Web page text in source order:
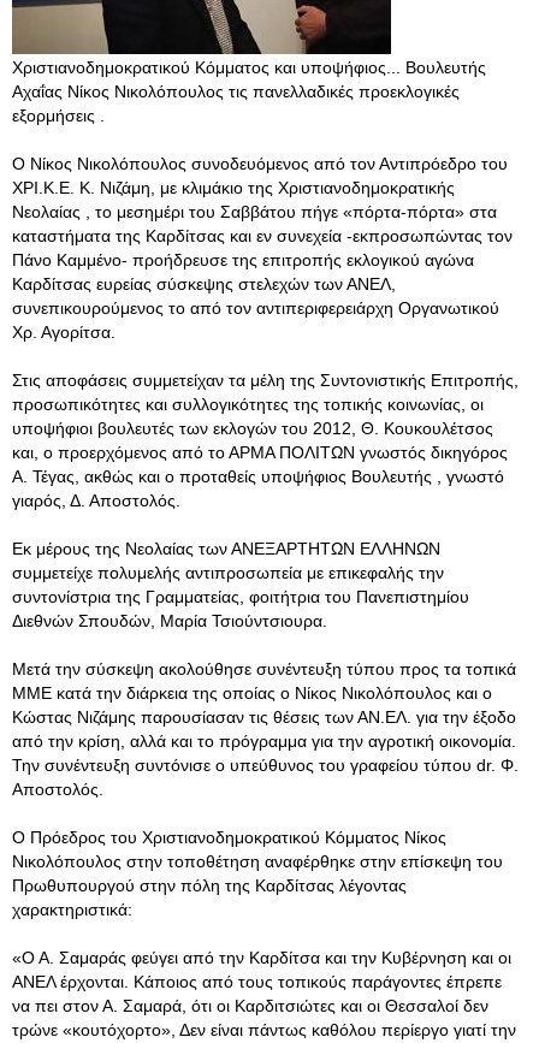
Χριστιανοδημοκρατικού Κόμματος και υποψήφιος... Βουλευτής
Αχαΐας Νίκος Νικολόπουλος τις πανελλαδικές προεκλογικές
εξορμήσεις .
Ο Νίκος Νικολόπουλος συνοδευόμενος από τον Αντιπρόεδρο του
ΧΡΙ.Κ.Ε. Κ. Νιζάμη, με κλιμάκιο της Χριστιανοδημοκρατικής
Νεολαίας , το μεσημέρι του Σαββάτου πήγε «πόρτα-πόρτα» στα
καταστήματα της Καρδίτσας και εν συνεχεία -εκπροσωπώντας τον
Πάνο Καμμένο- προήδρευσε της επιτροπής εκλογικού αγώνα
Καρδίτσας ευρείας σύσκεψης στελεχών των ΑΝΕΛ,
συνεπικουρούμενος το από τον αντιπεριφερειάρχη Οργανωτικού
Χρ. Αγορίτσα.
Στις αποφάσεις συμμετείχαν τα μέλη της Συντονιστικής Επιτροπής,
προσωπικότητες και συλλογικότητες της τοπικής κοινωνίας, οι
υποψήφιοι βουλευτές των εκλογών του 2012, Θ. Κουκουλέτσος
και, ο προερχόμενος από το ΑΡΜΑ ΠΟΛΙΤΩΝ γνωστός δικηγόρος
Α. Τέγας, ακθώς και ο προταθείς υποψήφιος Βουλευτής , γνωστό
γιαρός, Δ. Αποστολός.
Εκ μέρους της Νεολαίας των ΑΝΕΞΑΡΤΗΤΩΝ ΕΛΛΗΝΩΝ
συμμετείχε πολυμελής αντιπροσωπεία με επικεφαλής την
συντονίστρια της Γραμματείας, φοιτήτρια του Πανεπιστημίου
Διεθνών Σπουδών, Μαρία Τσιούντσιουρα.
Μετά την σύσκεψη ακολούθησε συνέντευξη τύπου προς τα τοπικά
ΜΜΕ κατά την διάρκεια της οποίας ο Νίκος Νικολόπουλος και ο
Κώστας Νιζάμης παρουσίασαν τις θέσεις των ΑΝ.ΕΛ. για την έξοδο
από την κρίση, αλλά και το πρόγραμμα για την αγροτική οικονομία.
Την συνέντευξη συντόνισε ο υπεύθυνος του γραφείου τύπου dr. Φ.
Αποστολός.
Ο Πρόεδρος του Χριστιανοδημοκρατικού Κόμματος Νίκος
Νικολόπουλος στην τοποθέτηση αναφέρθηκε στην επίσκεψη του
Πρωθυπουργού στην πόλη της Καρδίτσας λέγοντας
χαρακτηριστικά:
«Ο Α. Σαμαράς φεύγει από την Καρδίτσα και την Κυβέρνηση και οι
ΑΝΕΛ έρχονται. Κάποιος από τους τοπικούς παράγοντες έπρεπε
να πει στον Α. Σαμαρά, ότι οι Καρδιτσιώτες και οι Θεσσαλοί δεν
τρώνε «κουτόχορτο», Δεν είναι πάντως καθόλου περίεργο γιατί την